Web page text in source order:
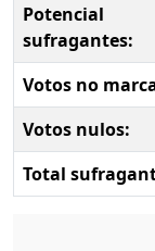
Potencial
sufragantes:
Votos no
Votos nulos:
Total